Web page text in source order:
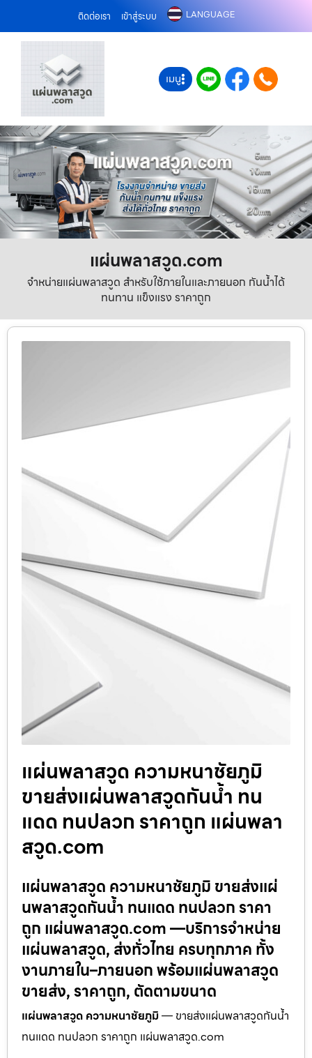
ติดต่อเรา เข้าสู่ระบบ LANGUAGE
เมนู
แผ่นพลาสวูด.com
จำหน่ายแผ่นพลาสวูด สำหรับใช้ภายในและภายนอก กันน้ำได้
ทนทาน แข็งแรง ราคาถูก
แผ่นพลาสวูด ความหนาชัยภูมิ
ขายส่งแผ่นพลาสวูดกันน้ำ ทน
แดด ทนปลวก ราคาถูก แผ่นพลา
สวูด.com
แผ่นพลาสวูด ความหนาชัยภูมิ ขายส่งแผ่
นพลาสวูดกันน้ำ ทนแดด ทนปลวก ราคา
ถูก แผ่นพลาสวูด.com —บริการจำหน่าย
แผ่นพลาสวูด, ส่งทั่วไทย ครบทุกภาค ทั้ง
งานภายใน–ภายนอก พร้อมแผ่นพลาสวูด
ขายส่ง, ราคาถูก, ตัดตามขนาด
แผ่นพลาสวูด ความหนาชัยภูมิ— ขายส่งแผ่นพลาสวูดกันน้ำ
ทนแดด ทนปลวก ราคาถูก แผ่นพลาสวูด.com